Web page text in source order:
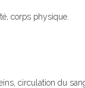
corps physique.
circulation du